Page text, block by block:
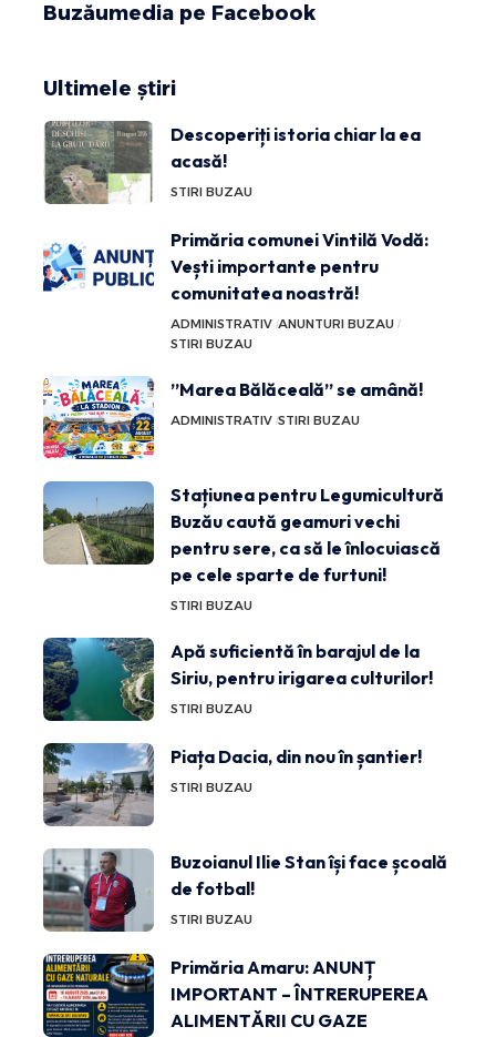
Buzăumedia pe Facebook
Ultimele știri
Descoperiți istoria chiar la ea
acasă!
STIRI BUZAU
Primăria comunei Vintilă Vodă:
Vești importante pentru
comunitatea noastră!
ADMINISTRATIV ANUNTURI BUZAU
STIRI BUZAU
”Marea Bălăceală” se amână!
ADMINISTRATIV STIRI BUZAU
Stațiunea pentru Legumicultură
Buzău caută geamuri vechi
pentru sere, ca să le înlocuiască
pe cele sparte de furtuni!
STIRI BUZAU
Apă suficientă în barajul de la
Siriu, pentru irigarea culturilor!
STIRI BUZAU
Piața Dacia, din nou în șantier!
STIRI BUZAU
Buzoianul Ilie Stan își face școală
de fotbal!
STIRI BUZAU
Primăria Amaru: ANUNȚ
IMPORTANT – ÎNTRERUPEREA
ALIMENTĂRII CU GAZE